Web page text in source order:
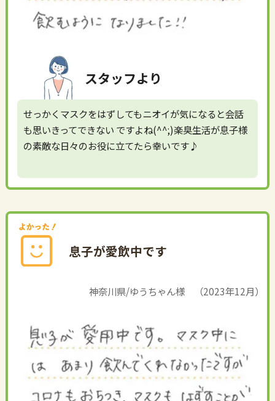
スタッフより
せっかくマスクをはずしてもニオイが気になると会話
も思いきってできない ですよね(^^;)楽臭生活が息子様
の素敵な日々のお役に立てたら幸いです♪
息子が愛飲中です
神奈川県/ゆうちゃん様 （2023年12月）